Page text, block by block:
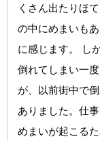
くさん出たりほ
の中にめまいも
に感じます。 し
倒れてしまい一
が、以前街中で
ありました。仕
めまいが起こる